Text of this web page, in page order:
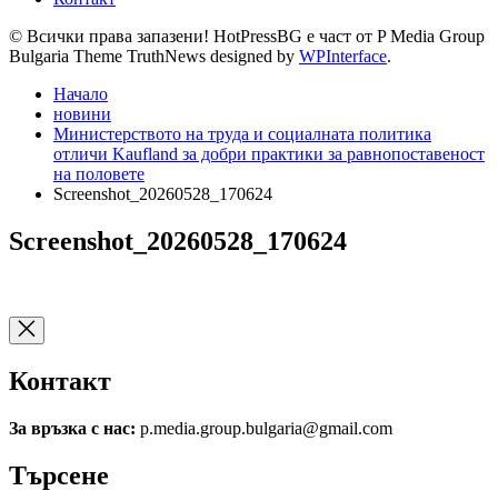
© Всички права запазени! HotPressBG е част от P Media Group
Bulgaria Theme TruthNews designed by WPInterface.
Начало
новини
Министерството на труда и социалната политика
отличи Kaufland за добри практики за равнопоставеност
на половете
Screenshot_20260528_170624
Screenshot_20260528_170624
Контакт
За връзка с нас: p.media.group.bulgaria@gmail.com
Търсене